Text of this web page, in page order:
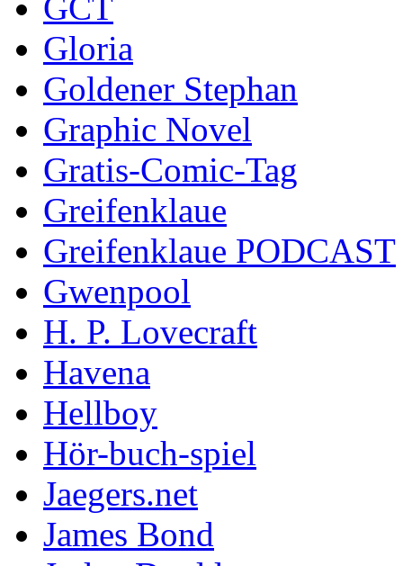
Gloria
Goldener Stephan
Graphic Novel
Gratis-Comic-Tag
Greifenklaue
Greifenklaue PODCAST
Gwenpool
H. P. Lovecraft
Havena
Hellboy
Hör-buch-spiel
Jaegers.net
James Bond